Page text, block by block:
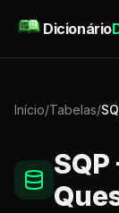
Dicionário
Início/Tabelas/
SQP